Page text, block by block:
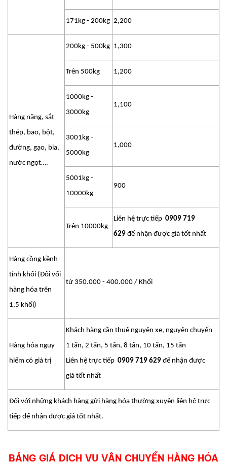
171kg - 200kg 2,200
Hàng nặng, sắt
thép, bao, bột,
đường, gạo, bia,
nước ngọt….
200kg - 500kg 1,300
Trên 500kg 1,200
1000kg -
3000kg
1,100
3001kg -
5000kg
1,000
5001kg -
10000kg
900
Trên 10000kg
Liên hệ trực tiếp 0909 719
629 để nhận được giá tốt nhất
Hàng cồng kềnh
tính khối (Đối vối
hàng hóa trên
1,5 khối)
từ 350.000 - 400.000 / Khối
Hàng hóa nguy
hiểm có giá trị
Khách hàng cần thuê nguyên xe, nguyên chuyến
1 tấn, 2 tấn, 5 tấn, 8 tấn, 10 tấn, 15 tấn
Liên hệ trực tiếp 0909 719 629 để nhận được
giá tốt nhất
Đối với những khách hàng gửi hàng hóa thường xuyên liên hệ trực
tiếp để nhận được giá tốt nhất.
BẢNG GIÁ DỊCH VỤ VẬN CHUYỂN HÀNG HÓA